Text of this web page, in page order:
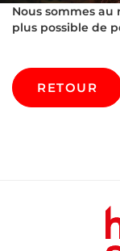
Nous sommes
plus possible de
RETOUR